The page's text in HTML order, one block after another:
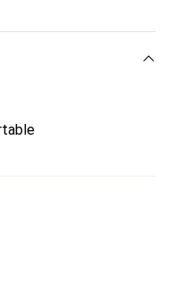
une clientèle